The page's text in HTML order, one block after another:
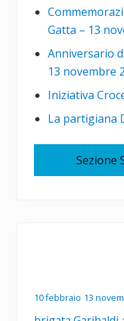
Gatta – 13
Anniversario
13 novembre
Iniziativa
La partigiana
Sezione
10 febbraio 13